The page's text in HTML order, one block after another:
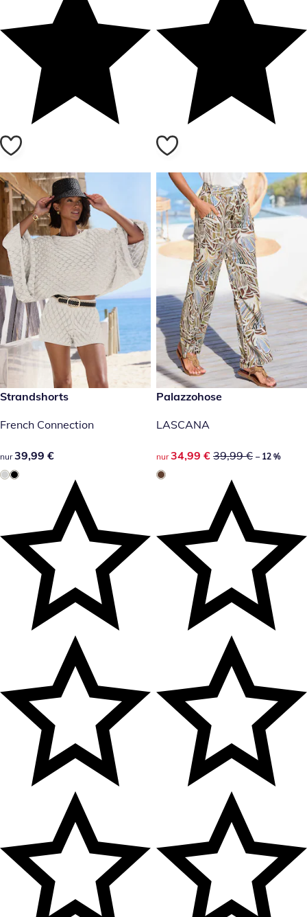
39,99 €
Strandshorts
French Connection
39,99 €
nur 39,99 €
reduzierter Preis 34,99 €,
-12 %
Palazzohose
LASCANA
reduzierter Preis 34,99 €,
nur 34,99 € 39,99 € – 12 %